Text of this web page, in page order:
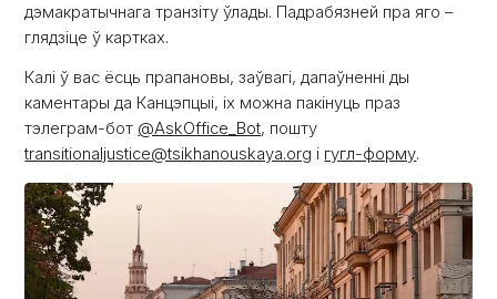
дэмакратычнага транзіту ўлады. Падрабязней пра яго –
глядзіце ў картках.
Калі ў вас ёсць прапановы, заўвагі, дапаўненні ды
каментары да Канцэпцыі, іх можна пакінуць праз
тэлеграм-бот @AskOffice_Bot, пошту
transitionaljustice@tsikhanouskaya.org і гугл-форму.